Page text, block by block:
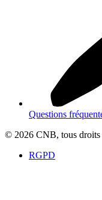
Questions
© 2026 CNB, tous droits
RGPD